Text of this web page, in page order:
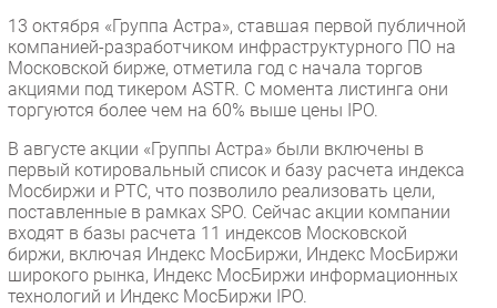
13 октября «Группа Астра», ставшая первой публичной
компанией-разработчиком инфраструктурного ПО на
Московской бирже, отметила год с начала торгов
акциями под тикером ASTR. С момента листинга они
торгуются более чем на 60% выше цены IPO.
В августе акции «Группы Астра» были включены в
первый котировальный список и базу расчета индекса
Мосбиржи и РТС, что позволило реализовать цели,
поставленные в рамках SPO. Сейчас акции компании
входят в базы расчета 11 индексов Московской
биржи, включая Индекс МосБиржи, Индекс МосБиржи
широкого рынка, Индекс МосБиржи информационных
технологий и Индекс МосБиржи IPO.